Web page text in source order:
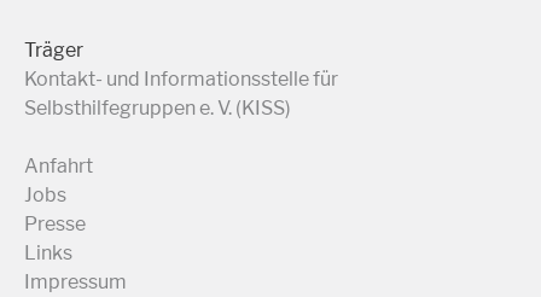
Träger
Kontakt- und Informationsstelle für
Selbsthilfegruppen e. V. (KISS)
Anfahrt
Jobs
Presse
Links
Impressum